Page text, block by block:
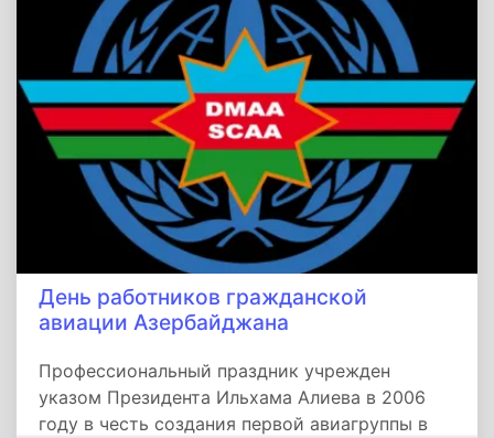
День работников гражданской
авиации Азербайджана
Профессиональный праздник учрежден
указом Президента Ильхама Алиева в 2006
году в честь создания первой авиагруппы в